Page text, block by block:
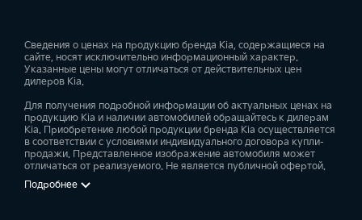
Сведения о ценах на продукцию бренда Kia, содержащиеся на
сайте, носят исключительно информационный характер.
Указанные цены могут отличаться от действительных цен
дилеров Kia.
Для получения подробной информации об актуальных ценах на
продукцию Kia и наличии автомобилей обращайтесь к дилерам
Kia. Приобретение любой продукции бренда Kia осуществляется
в соответствии с условиями индивидуального договора купли-
продажи. Представленное изображение автомобиля может
отличаться от реализуемого. Не является публичной офертой.
Подробнее